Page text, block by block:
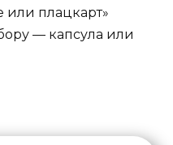
плацкарт»
— капсула или